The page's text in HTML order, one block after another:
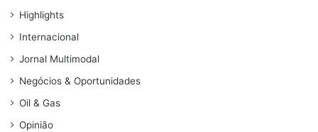
Highlights
Internacional
Jornal Multimodal
Negócios & Oportunidades
Oil & Gas
Opinião